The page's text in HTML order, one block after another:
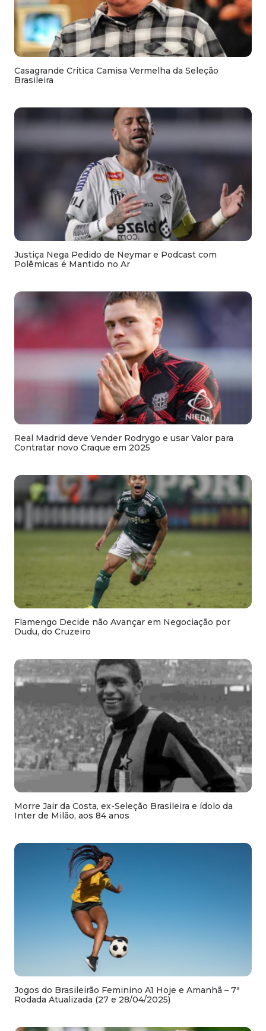
Casagrande Critica Camisa Vermelha da Seleção
Brasileira
Justiça Nega Pedido de Neymar e Podcast com
Polêmicas é Mantido no Ar
Real Madrid deve Vender Rodrygo e usar Valor para
Contratar novo Craque em 2025
Flamengo Decide não Avançar em Negociação por
Dudu, do Cruzeiro
Morre Jair da Costa, ex-Seleção Brasileira e ídolo da
Inter de Milão, aos 84 anos
Jogos do Brasileirão Feminino A1 Hoje e Amanhã – 7ª
Rodada Atualizada (27 e 28/04/2025)